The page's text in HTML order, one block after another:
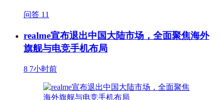
问答 11
realme宣布退出中国大陆市场，全面聚焦海外
旗舰与电竞手机布局
8 7小时前